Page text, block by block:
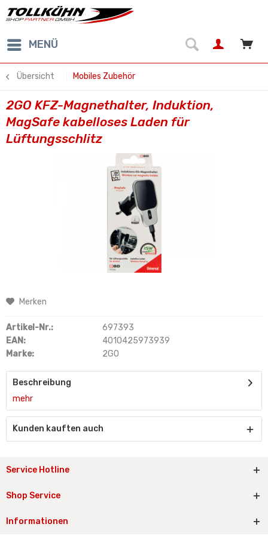
MENÜ
Übersicht Mobiles Zubehör
2GO KFZ-Magnethalter, Induktion,
MagSafe kabelloses Laden für
Lüftungsschlitz
Merken
Artikel-Nr.:
697393
EAN:
4010425973939
Marke:
2GO
Beschreibung
mehr
Kunden kauften auch
Service Hotline
Shop Service
Informationen